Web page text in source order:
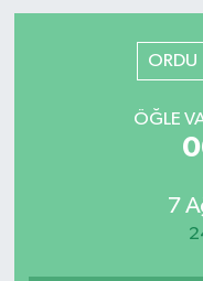
ORDU
ÖĞLE
7
Tüm Manşetler
Son Dakika